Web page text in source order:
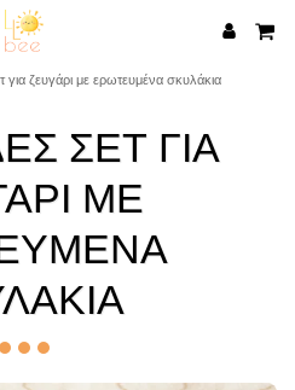
ζευγάρι με ερωτευμένα σκυλάκια
ΣΕΤ ΓΙΑ
ΜΕ